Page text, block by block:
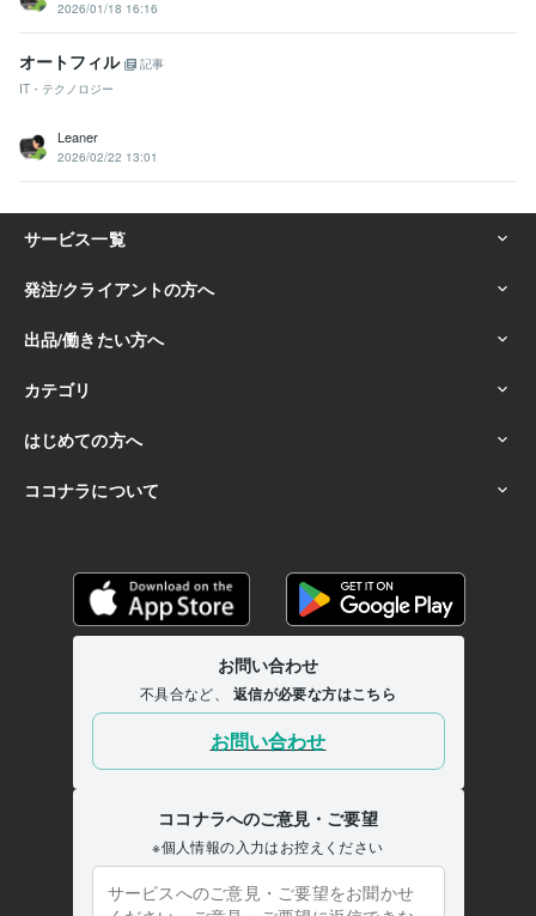
2026/01/18 16:16
オートフィル
記事
IT・テクノロジー
Leaner
2026/02/22 13:01